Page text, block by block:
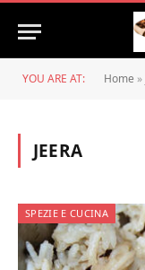
YOU ARE AT: Home »
JEERA
SPEZIE E CUCINA